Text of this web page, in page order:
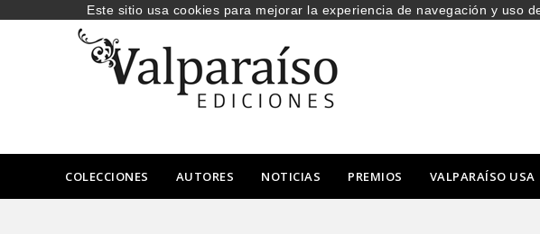
COLECCIONES AUTORES NOTICIAS PREMIOS VALPARAÍSO USA
Este sitio usa cookies para mejorar la experiencia de navegación y uso